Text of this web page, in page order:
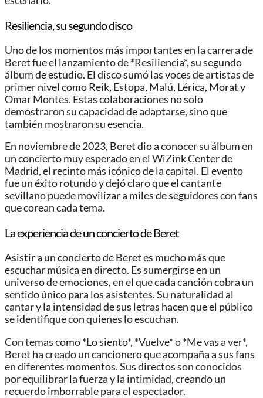
Resiliencia, su segundo disco
Uno de los momentos más importantes en la carrera de
Beret fue el lanzamiento de *Resiliencia*, su segundo
álbum de estudio. El disco sumó las voces de artistas de
primer nivel como Reik, Estopa, Malú, Lérica, Morat y
Omar Montes. Estas colaboraciones no solo
demostraron su capacidad de adaptarse, sino que
también mostraron su esencia.
En noviembre de 2023, Beret dio a conocer su álbum en
un concierto muy esperado en el WiZink Center de
Madrid, el recinto más icónico de la capital. El evento
fue un éxito rotundo y dejó claro que el cantante
sevillano puede movilizar a miles de seguidores con fans
que corean cada tema.
La experiencia de un concierto de Beret
Asistir a un concierto de Beret es mucho más que
escuchar música en directo. Es sumergirse en un
universo de emociones, en el que cada canción cobra un
sentido único para los asistentes. Su naturalidad al
cantar y la intensidad de sus letras hacen que el público
se identifique con quienes lo escuchan.
Con temas como *Lo siento*, *Vuelve* o *Me vas a ver*,
Beret ha creado un cancionero que acompaña a sus fans
en diferentes momentos. Sus directos son conocidos
por equilibrar la fuerza y la intimidad, creando un
recuerdo imborrable para el espectador.